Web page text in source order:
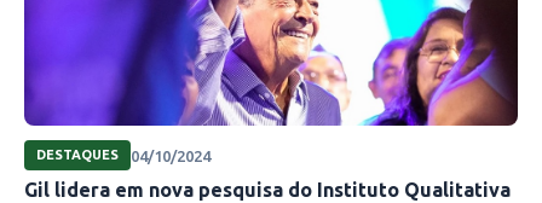
DESTAQUES 04/10/2024
Gil lidera em nova pesquisa do Instituto Qualitativa